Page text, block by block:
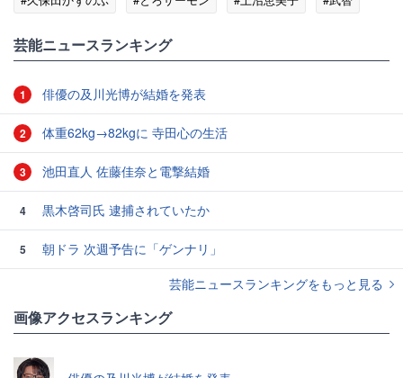
芸能ニュースランキング
1 俳優の及川光博が結婚を発表
2 体重62kg→82kgに 寺田心の生活
3 池田直人 佐藤佳奈と電撃結婚
4 黒木啓司氏 逮捕されていたか
5
朝ドラ 次週予告に「ゲンナリ」
芸能ニュースランキングをもっと見る
画像アクセスランキング